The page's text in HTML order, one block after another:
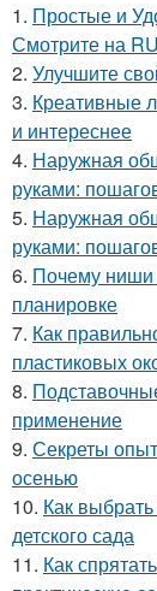
1. Простые и
Смотрите на
2. Улучшите
3. Креативные
и интереснее
4. Наружная
руками:
5. Наружная
руками:
6. Почему ниши
планировке
7. Как
пластиковых
8.
применение
9. Секреты
осенью
10. Как
детского сада
11. Как